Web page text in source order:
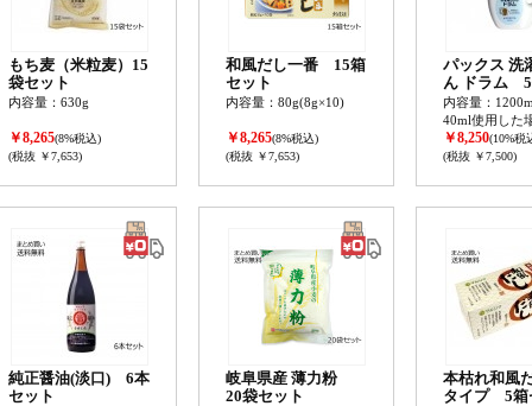
もち麦（米粒麦）15
袋セット
内容量：630g
￥8,265(8%税込)
(税抜 ￥7,653)
和風だし一番 15箱
セット
内容量：80g(8g×10)
￥8,265(8%税込)
(税抜 ￥7,653)
パックス 洗
ん ドラム 5
ト
内容量：
40ml使用した
回分>
￥8,250(10%税
(税抜 ￥7,500)
純正醤油(淡口) 6本
セット
岐阜県産 薄力粉
20袋セット
本枯れ和風
タイプ 5箱